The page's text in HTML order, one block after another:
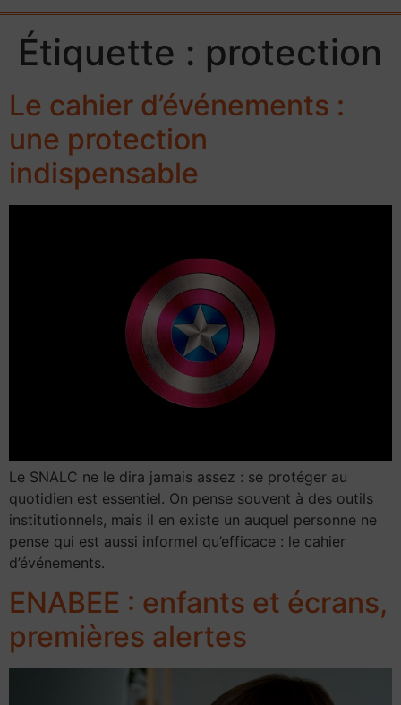
Étiquette : protection
Le cahier d’événements :
une protection
indispensable
Le SNALC ne le dira jamais assez : se protéger au
quotidien est essentiel. On pense souvent à des outils
institutionnels, mais il en existe un auquel personne ne
pense qui est aussi informel qu’efficace : le cahier
d’événements.
ENABEE : enfants et écrans,
premières alertes